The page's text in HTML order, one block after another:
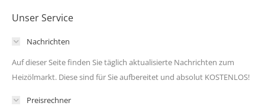
Unser Service
Nachrichten
Auf dieser Seite finden Sie täglich aktualisierte Nachrichten zum
Heizölmarkt. Diese sind für Sie aufbereitet und absolut KOSTENLOS!
Preisrechner